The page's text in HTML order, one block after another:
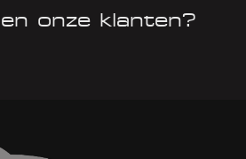
onze klanten?